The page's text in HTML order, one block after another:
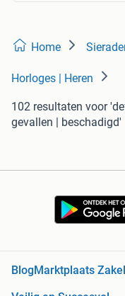
Home
Horloges | Heren
102 resultaten voor
gevallen | beschadigd'
BlogMarktplaats